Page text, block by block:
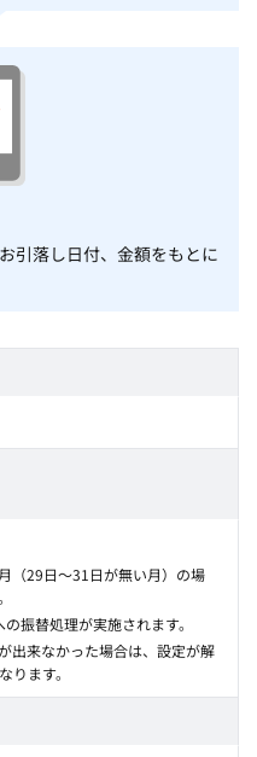
引落し日付、金額をもとに
（29日～31日が無い月）の場
振替処理が実施されます。
出来なかった場合は、設定が解
ります。